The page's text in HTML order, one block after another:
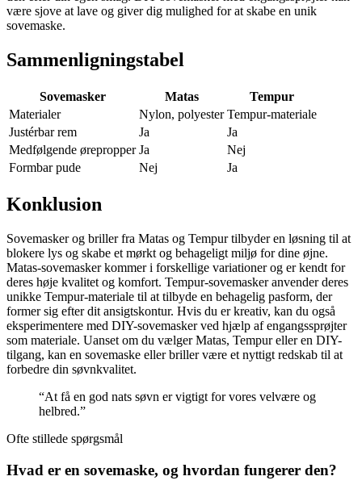
være sjove at lave og giver dig mulighed for at skabe en unik
sovemaske.
Sammenligningstabel
Sovemasker Matas
Tempur
Materialer
Nylon, polyester Tempur-materiale
Justérbar rem
Ja
Ja
Medfølgende ørepropper Ja
Nej
Formbar pude
Nej Ja
Konklusion
Sovemasker og briller fra Matas og Tempur tilbyder en løsning til at
blokere lys og skabe et mørkt og behageligt miljø for dine øjne.
Matas-sovemasker kommer i forskellige variationer og er kendt for
deres høje kvalitet og komfort. Tempur-sovemasker anvender deres
unikke Tempur-materiale til at tilbyde en behagelig pasform, der
former sig efter dit ansigtskontur. Hvis du er kreativ, kan du også
eksperimentere med DIY-sovemasker ved hjælp af engangssprøjter
som materiale. Uanset om du vælger Matas, Tempur eller en DIY-
tilgang, kan en sovemaske eller briller være et nyttigt redskab til at
forbedre din søvnkvalitet.
“At få en god nats søvn er vigtigt for vores velvære og
helbred.”
Ofte stillede spørgsmål
Hvad er en sovemaske, og hvordan fungerer den?